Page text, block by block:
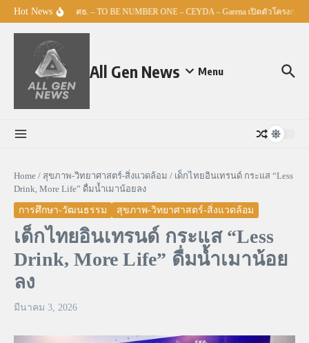
Skip to content
Hot News ศธ. – TO BE NUMBER ONE – CEYDA – Garena เปิดตัวโครงกา
All Gen News Menu
Home / สุขภาพ-วิทยาศาสตร์-สิ่งแวดล้อม / เด็กไทยอินเทรนด์ กระแส “Less
Drink, More Life” ดื่มน้ำเมาน้อยลง
การศึกษา-วัฒนธรรม สุขภาพ-วิทยาศาสตร์-สิ่งแวดล้อม
เด็กไทยอินเทรนด์ กระแส “Less
Drink, More Life” ดื่มน้ำเมาน้อย
ลง
มีนาคม 3, 2026